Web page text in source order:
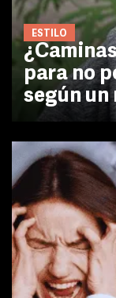
ESTILO
para no
según un